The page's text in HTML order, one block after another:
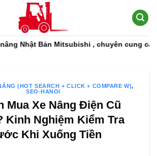
Bản Mitsubishi , chuyên cung cấp
(HOT SEARCH + CLICK + COMPARE W),
SEO-HANOI
Mua Xe Nâng Điện Cũ
Kinh Nghiệm Kiểm Tra
Khi Xuống Tiền